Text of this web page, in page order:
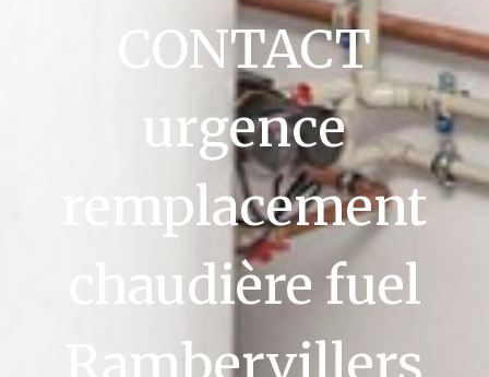
CONTACT
urgence
remplacement
chaudière fuel
Rambervillers